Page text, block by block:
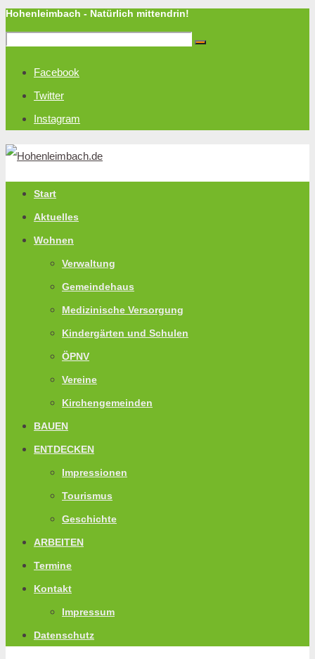
Hohenleimbach - Natürlich mittendrin!
Facebook
Twitter
Instagram
Start
Aktuelles
Wohnen
Verwaltung
Gemeindehaus
Medizinische Versorgung
Kindergärten und Schulen
ÖPNV
Vereine
Kirchengemeinden
BAUEN
ENTDECKEN
Impressionen
Tourismus
Geschichte
ARBEITEN
Termine
Kontakt
Impressum
Datenschutz